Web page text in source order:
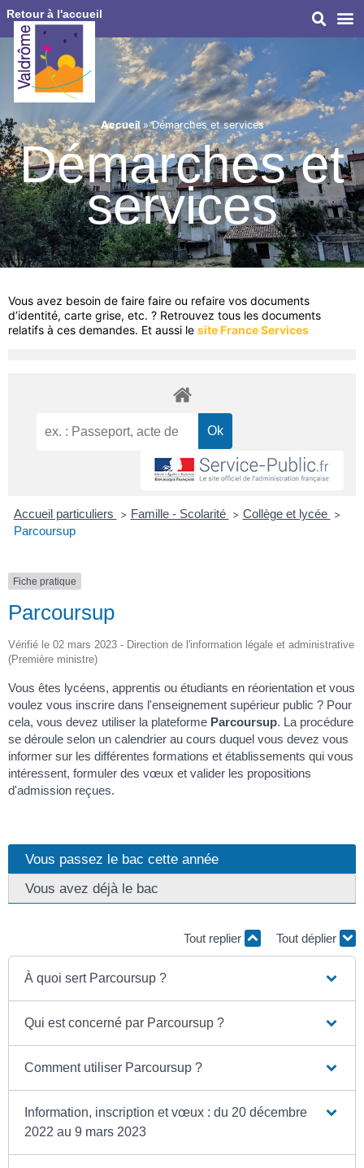
Retour à l'accueil
Accueil»Démarches et services
Démarches et
services
Vous avez besoin de faire faire ou refaire vos documents
d’identité, carte grise, etc. ? Retrouvez tous les documents
relatifs à ces demandes. Et aussi le site France Services
Accueil particuliers > Famille - Scolarité > Collège et lycée >
Parcoursup
Fiche pratique
Parcoursup
Vérifié le 02 mars 2023 - Direction de l'information légale et administrative
(Première ministre)
Vous êtes lycéens, apprentis ou étudiants en réorientation et vous
voulez vous inscrire dans l'enseignement supérieur public ? Pour
cela, vous devez utiliser la plateforme Parcoursup. La procédure
se déroule selon un calendrier au cours duquel vous devez vous
informer sur les différentes formations et établissements qui vous
intéressent, formuler des vœux et valider les propositions
d'admission reçues.
Vous passez le bac cette année
Vous avez déjà le bac
Tout replier Tout déplier
À quoi sert Parcoursup ?
Qui est concerné par Parcoursup ?
Comment utiliser Parcoursup ?
Information, inscription et vœux : du 20 décembre
2022 au 9 mars 2023